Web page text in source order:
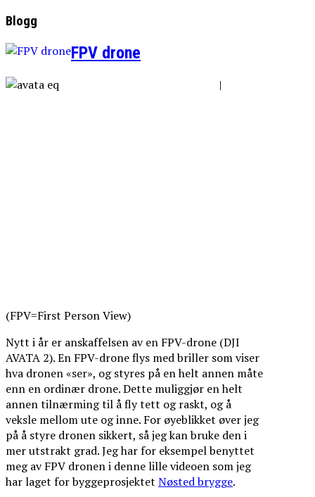
Blogg
FPV drone
|
(FPV=First Person View)
Nytt i år er anskaffelsen av en FPV-drone (DJI
AVATA 2). En FPV-drone flys med briller som viser
hva dronen «ser», og styres på en helt annen måte
enn en ordinær drone. Dette muliggjør en helt
annen tilnærming til å fly tett og raskt, og å
veksle mellom ute og inne. For øyeblikket øver jeg
på å styre dronen sikkert, så jeg kan bruke den i
mer utstrakt grad. Jeg har for eksempel benyttet
meg av FPV dronen i denne lille videoen som jeg
har laget for byggeprosjektet Nøsted brygge.